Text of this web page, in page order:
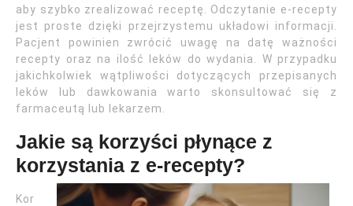
aby szybko zrealizować receptę. Odczytanie e-recepty
jest proste dzięki przejrzystemu układowi informacji.
Pacjent powinien zwrócić uwagę na datę ważności
recepty oraz na ilość leków do wydania. W przypadku
jakichkolwiek wątpliwości dotyczących przepisanych
leków lub dawkowania warto skonsultować się z
farmaceutą lub lekarzem.
Jakie są korzyści płynące z
korzystania z e-recepty?
Kor